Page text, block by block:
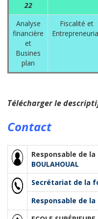
22
Analyse
financière
et
Busines
plan
Fiscalité et
Télécharger le
Contact
Responsable de
BOULAHOUAL
Secrétariat de la
Responsable de